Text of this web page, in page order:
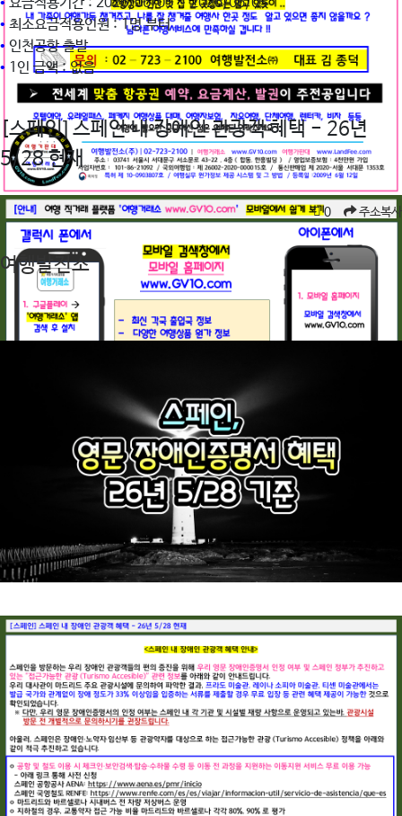
• 최소요금적용인원 : 1명 부터
• 인천공항 출발
• 1인 금액 : 없음
[스페인] 스페인 내 장애인 관광객 혜택 - 26년
5/28 현재
조회수 657회 • 2026.06.05 0 주소복사
여행발전소